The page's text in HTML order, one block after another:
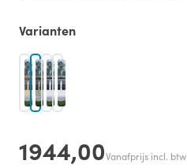
Varianten
1944,00Vanafprijs incl. btw